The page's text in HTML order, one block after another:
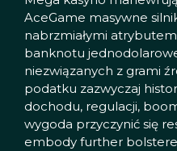
AceGame masywne
nabrzmiałymi
banknotu
niezwiązanych z grami
podatku zazwyczaj
dochodu, regulacji,
wygoda przyczynić się
embody further